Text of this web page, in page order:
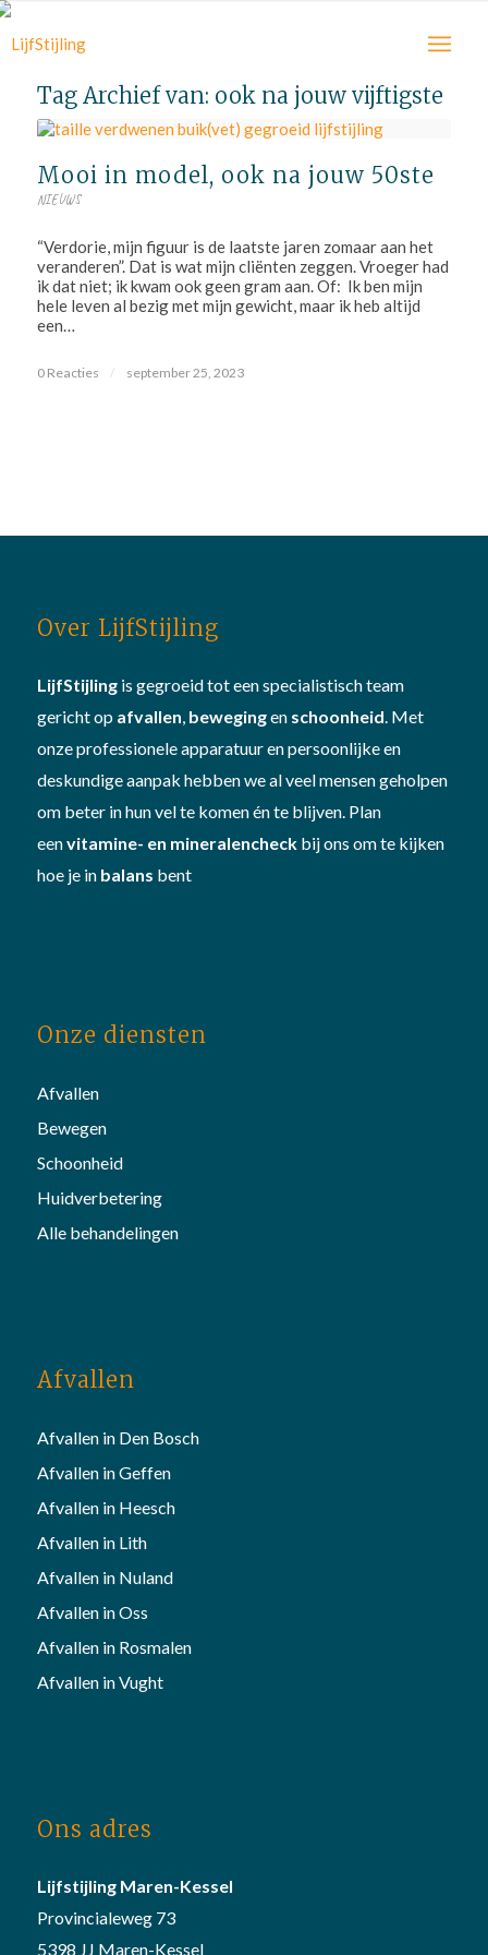
Tag Archief van: ook na jouw vijftigste
Mooi in model, ook na jouw 50ste
NIEUWS
“Verdorie, mijn figuur is de laatste jaren zomaar aan het
veranderen”. Dat is wat mijn cliënten zeggen. Vroeger had
ik dat niet; ik kwam ook geen gram aan. Of: Ik ben mijn
hele leven al bezig met mijn gewicht, maar ik heb altijd
een…
0 Reacties / september 25, 2023
Over LijfStijling
LijfStijlingis gegroeid tot een specialistisch team
gericht op afvallen, bewegingen schoonheid. Met
onze professionele apparatuur en persoonlijke en
deskundige aanpak hebben we al veel mensen geholpen
om beter in hun vel te komen én te blijven. Plan
eenvitamine- en mineralencheckbij ons om te kijken
hoe je in balans bent
Onze diensten
Afvallen
Bewegen
Schoonheid
Huidverbetering
Alle behandelingen
Afvallen
Afvallen in Den Bosch
Afvallen in Geffen
Afvallen in Heesch
Afvallen in Lith
Afvallen in Nuland
Afvallen in Oss
Afvallen in Rosmalen
Afvallen in Vught
Ons adres
Lijfstijling Maren-Kessel
Provincialeweg 73
5398 JJ Maren-Kessel